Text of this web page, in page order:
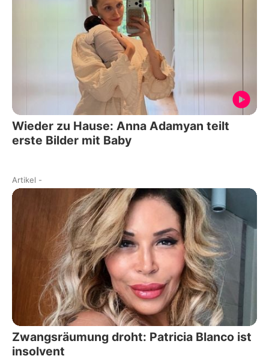
Wieder zu Hause: Anna Adamyan teilt
erste Bilder mit Baby
Artikel -
Zwangsräumung droht: Patricia Blanco ist
insolvent